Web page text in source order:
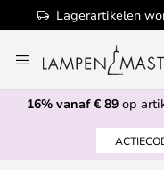
Lagerartikelen
naar
de
inhoud
16% vanaf € 89 op